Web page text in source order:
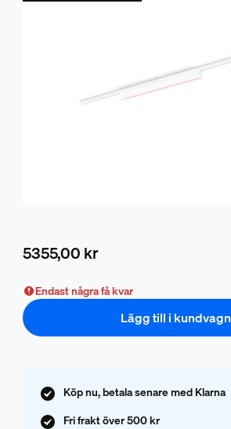
5355,00 kr
Endast några få kvar
Lägg till i kundvagn
Köp nu, betala senare med Klarna
Fri frakt över 500 kr